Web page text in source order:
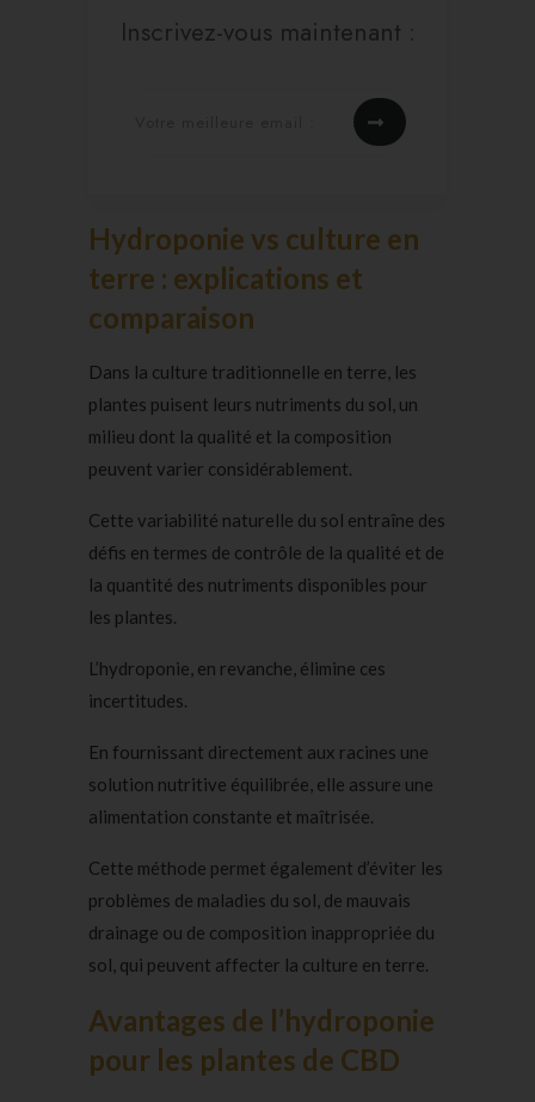
Inscrivez-vous maintenant :
Hydroponie vs culture en
terre : explications et
comparaison
Dans la culture traditionnelle en terre, les
plantes puisent leurs nutriments du sol, un
milieu dont la qualité et la composition
peuvent varier considérablement.
Cette variabilité naturelle du sol entraîne des
défis en termes de contrôle de la qualité et de
la quantité des nutriments disponibles pour
les plantes.
L’hydroponie, en revanche, élimine ces
incertitudes.
En fournissant directement aux racines une
solution nutritive équilibrée, elle assure une
alimentation constante et maîtrisée.
Cette méthode permet également d’éviter les
problèmes de maladies du sol, de mauvais
drainage ou de composition inappropriée du
sol, qui peuvent affecter la culture en terre.
Avantages de l’hydroponie
pour les plantes de CBD